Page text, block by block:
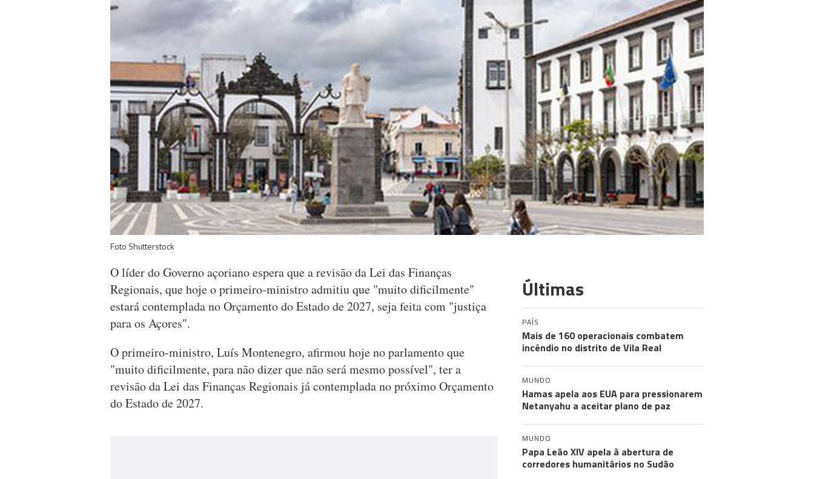
Foto Shutterstock
O líder do Governo açoriano espera que a revisão da Lei das Finanças
Regionais, que hoje o primeiro-ministro admitiu que "muito dificilmente"
estará contemplada no Orçamento do Estado de 2027, seja feita com "justiça
para os Açores".
O primeiro-ministro, Luís Montenegro, afirmou hoje no parlamento que
"muito dificilmente, para não dizer que não será mesmo possível", ter a
revisão da Lei das Finanças Regionais já contemplada no próximo Orçamento
do Estado de 2027.
Últimas
PAÍS
Mais de 160 operacionais combatem
incêndio no distrito de Vila Real
MUNDO
Hamas apela aos EUA para pressionarem
Netanyahu a aceitar plano de paz
MUNDO
Papa Leão XIV apela à abertura de
corredores humanitários no Sudão